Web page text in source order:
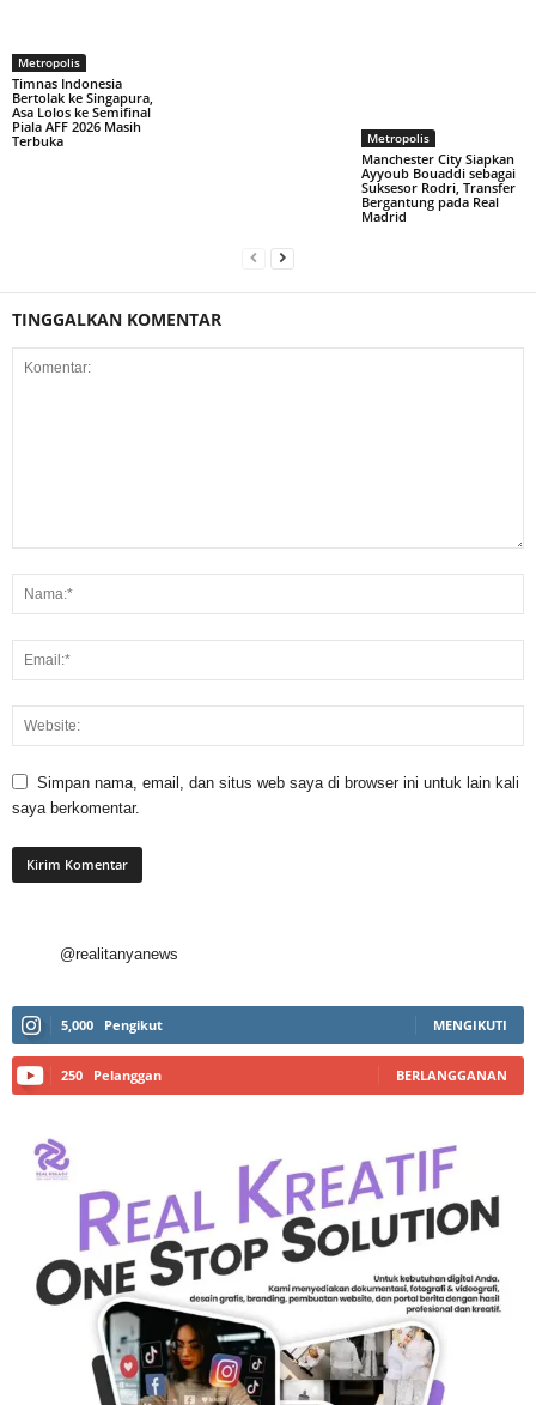
Metropolis
Timnas Indonesia
Bertolak ke Singapura,
Asa Lolos ke Semifinal
Piala AFF 2026 Masih
Terbuka
Metropolis
Manchester City Siapkan
Ayyoub Bouaddi sebagai
Suksesor Rodri, Transfer
Bergantung pada Real
Madrid
TINGGALKAN KOMENTAR
Simpan nama, email, dan situs web saya di browser ini untuk lain kali
saya berkomentar.
@realitanyanews
5,000 Pengikut MENGIKUTI
250 Pelanggan BERLANGGANAN